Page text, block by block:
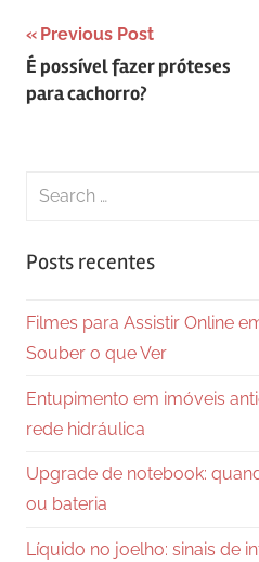
Navegação
de
Previous Post
É possível fazer próteses
para cachorro?
Search
Posts recentes
Filmes para Assistir Online
Souber o que Ver
Entupimento em imóveis
rede hidráulica
Upgrade de notebook:
ou bateria
Líquido no joelho: sinais de